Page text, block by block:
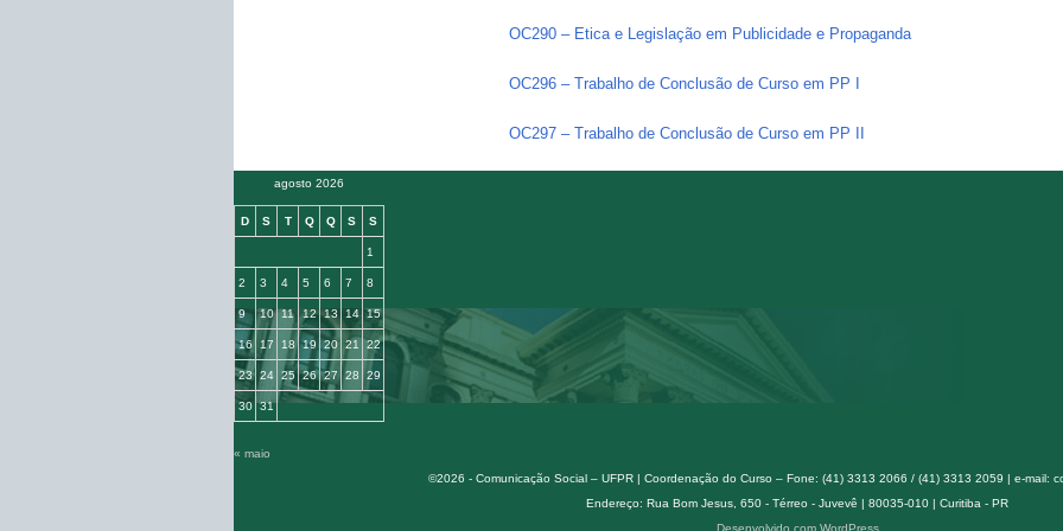
OC290 – Etica e Legislação em Publicidade e Propaganda
OC296 – Trabalho de Conclusão de Curso em PP I
OC297 – Trabalho de Conclusão de Curso em PP II
agosto 2026
D S T Q Q S S
1
2 3 4 5 6 7 8
9 10 11 12 13 14 15
16 17 18 19 20 21 22
23 24 25 26 27 28 29
30 31
« maio
©2026 - Comunicação Social – UFPR | Coordenação do Curso – Fone: (41) 3313 2066 / (41) 3313 2059 | e-mail:
Endereço: Rua Bom Jesus, 650 - Térreo - Juvevê | 80035-010 | Curitiba - PR
Desenvolvido com WordPress